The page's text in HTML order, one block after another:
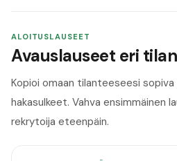
ALOITUSLAUSEET
Avauslauseet eri
Kopioi omaan tilanteeseesi
hakasulkeet. Vahva ensimmäinen
rekrytoija eteenpäin.